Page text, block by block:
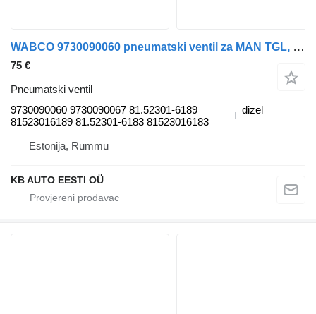
WABCO 9730090060 pneumatski ventil za MAN TGL, TGM, TGS, TGX (2005-2021) kamiona
75 €
Pneumatski ventil
9730090060 9730090067 81.52301-6189
81523016189 81.52301-6183 81523016183
dizel
Estonija, Rummu
KB AUTO EESTI OÜ